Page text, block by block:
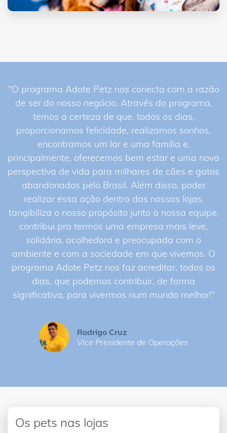
"O programa Adote Petz nos conecta com a razão
de ser do nosso negócio. Através do programa,
temos a certeza de que, todos os dias,
proporcionamos felicidade, realizamos sonhos,
encontramos um lar e uma família e,
principalmente, oferecemos bem estar e uma nova
perspectiva de vida para milhares de cães e gatos
abandonados pelo Brasil. Além disso, poder
realizar essa ação dentro das nossas lojas,
tangibiliza o nosso propósito junto à nossa equipe,
contribui pra termos uma empresa mais leve,
solidária, acolhedora e preocupada com o
ambiente e com a sociedade em que vivemos. O
programa Adote Petz nos faz acreditar, todos os
dias, que podemos contribuir, de forma
significativa, para vivermos num mundo melhor!"
Rodrigo Cruz
Vice Presidente de Operações
Os pets nas lojas